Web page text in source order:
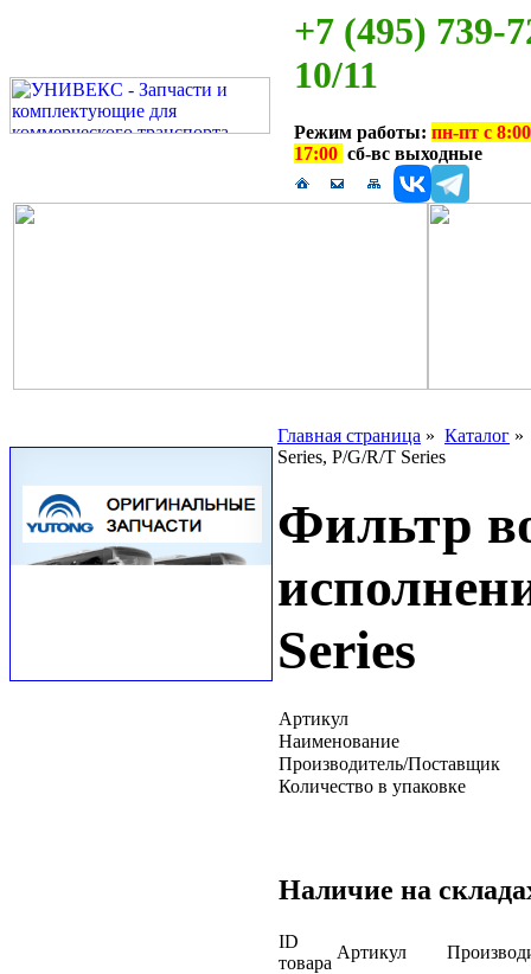
+7 (495) 739-
10/11
Режим работы: пн-пт с
17:00 сб-вс выходные
Главная страница » Каталог
Series, P/G/R/T Series
Фильтр
Series
Артикул
Наименование
Производитель/Поставщик
Количество в упаковке
Наличие на
ID
товара
Артикул